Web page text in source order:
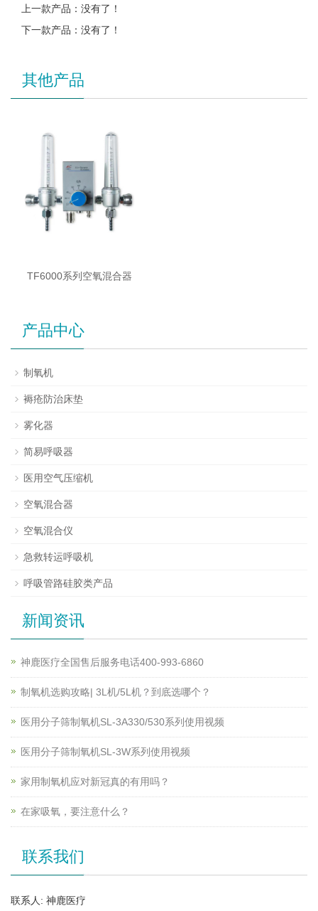
上一款产品：没有了！
下一款产品：没有了！
其他产品
TF6000系列空氧混合器
产品中心
制氧机
褥疮防治床垫
雾化器
简易呼吸器
医用空气压缩机
空氧混合器
空氧混合仪
急救转运呼吸机
呼吸管路硅胶类产品
新闻资讯
神鹿医疗全国售后服务电话400-993-6860
制氧机选购攻略| 3L机/5L机？到底选哪个？
医用分子筛制氧机SL-3A330/530系列使用视频
医用分子筛制氧机SL-3W系列使用视频
家用制氧机应对新冠真的有用吗？
在家吸氧，要注意什么？
联系我们
联系人: 神鹿医疗